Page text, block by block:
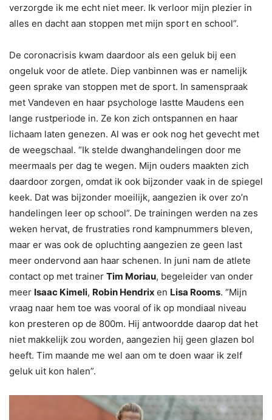
verzorgde ik me echt niet meer. Ik verloor mijn plezier in
alles en dacht aan stoppen met mijn sport en school”.
De coronacrisis kwam daardoor als een geluk bij een
ongeluk voor de atlete. Diep vanbinnen was er namelijk
geen sprake van stoppen met de sport. In samenspraak
met Vandeven en haar psychologe lastte Maudens een
lange rustperiode in. Ze kon zich ontspannen en haar
lichaam laten genezen. Al was er ook nog het gevecht met
de weegschaal. “Ik stelde dwanghandelingen door me
meermaals per dag te wegen. Mijn ouders maakten zich
daardoor zorgen, omdat ik ook bijzonder vaak in de spiegel
keek. Dat was bijzonder moeilijk, aangezien ik over zo’n
handelingen leer op school”. De trainingen werden na zes
weken hervat, de frustraties rond kampnummers bleven,
maar er was ook de opluchting aangezien ze geen last
meer ondervond aan haar schenen. In juni nam de atlete
contact op met trainer Tim Moriau, begeleider van onder
meer Isaac Kimeli, Robin Hendrix en Lisa Rooms. “Mijn
vraag naar hem toe was vooral of ik op mondiaal niveau
kon presteren op de 800m. Hij antwoordde daarop dat het
niet makkelijk zou worden, aangezien hij geen glazen bol
heeft. Tim maande me wel aan om te doen waar ik zelf
geluk uit kon halen”.